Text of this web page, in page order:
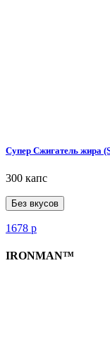
Супер Сжигатель жира
300 капс
Без вкусов
1678 р
IRONMAN™